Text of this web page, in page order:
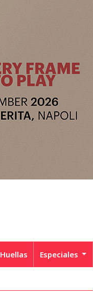
Huellas Especiales